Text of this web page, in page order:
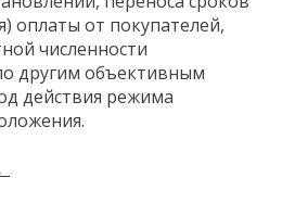
оплаты от покупателей,
численности
другим объективным
действия режима